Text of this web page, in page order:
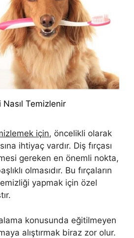
Temizlenir
için, öncelikli olarak
ihtiyaç vardır. Diş fırçası
gereken en önemli nokta,
olmasıdır. Bu fırçaların
yapmak için özel
konusunda eğitilmeyen
alıştırmak biraz zor olur.